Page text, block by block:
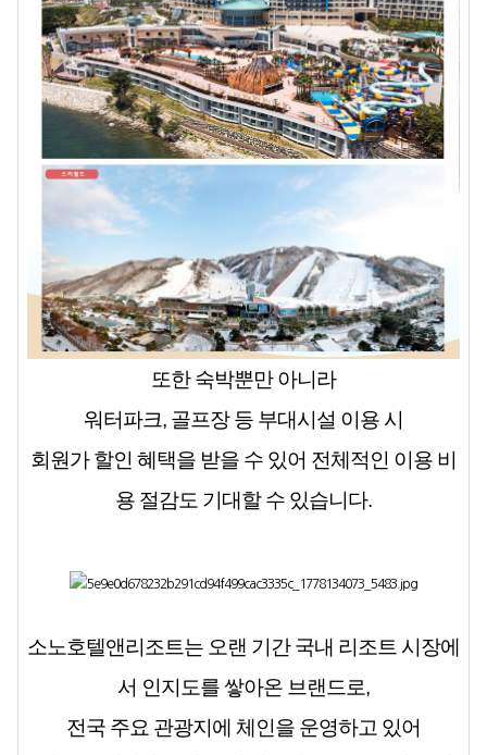
또한 숙박뿐만 아니라
워터파크, 골프장 등 부대시설 이용 시
회원가 할인 혜택을 받을 수 있어 전체적인 이용 비
용 절감도 기대할 수 있습니다.
소노호텔앤리조트는 오랜 기간 국내 리조트 시장에
서 인지도를 쌓아온 브랜드로,
전국 주요 관광지에 체인을 운영하고 있어